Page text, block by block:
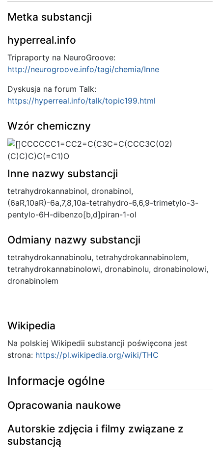
Metka substancji
hyperreal.info
Tripraporty na NeuroGroove:
http://neurogroove.info/tagi/chemia/Inne
Dyskusja na forum Talk:
https://hyperreal.info/talk/topic199.html
Wzór chemiczny
CCCCCC1=CC2=C(C3C=C(CCC3C(O2)
(C)C)C)C(=C1)O
Inne nazwy substancji
tetrahydrokannabinol, dronabinol,
(6aR,10aR)-6a,7,8,10a-tetrahydro-6,6,9-trimetylo-3-
pentylo-6H-dibenzo[b,d]piran-1-ol
Odmiany nazwy substancji
tetrahydrokannabinolu, tetrahydrokannabinolem,
tetrahydrokannabinolowi, dronabinolu, dronabinolowi,
dronabinolem
Wikipedia
Na polskiej Wikipedii substancji poświęcona jest
strona: https://pl.wikipedia.org/wiki/THC
Informacje ogólne
Opracowania naukowe
Autorskie zdjęcia i filmy związane z
substancją